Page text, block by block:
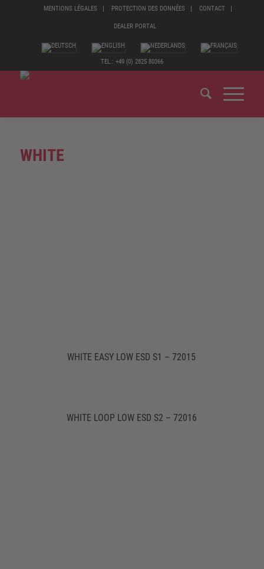
MENTIONS LÉGALES PROTECTION DES DONNÉES CONTACT
DEALER PORTAL
TEL.: +49 (0) 2825 80366
WHITE
WHITE EASY LOW ESD S1 – 72015
WHITE LOOP LOW ESD S2 – 72016